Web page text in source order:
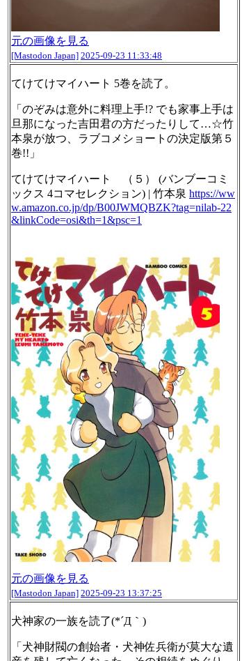
元の画像を見る
[Mastodon Japan] 2025-09-23 11:33:48
てけてけマイハート 5巻を読了。
「のぞみは意外に料理上手!? でも家事上手は
旦那になった吉田君の方だったりして…☆竹
本泉が放つ、ラブコメショートの決定版第５
巻!!」
てけてけマイハート （５） (バンブーコミ
ックス 4コマセレクション) | 竹本泉 https://ww
w.amazon.co.jp/dp/B00JWMQBZK?tag=nilab-22
&linkCode=osi&th=1&psc=1
元の画像を見る
[Mastodon Japan] 2025-09-23 13:37:25
犬神家の一族を読了(*´Д｀)
「犬神財閥の創始者・犬神佐兵衛が莫大な遺